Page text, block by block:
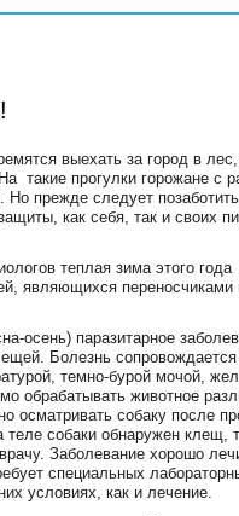
выехать за город в
такие прогулки горожане с
прежде следует
как себя, так и своих
теплая зима этого
являющихся переносчиками
осень) паразитарное
Болезнь
темно-бурой мочой,
обрабатывать животное
осматривать собаку после
теле собаки обнаружен клещ,
Заболевание хорошо
специальных
условиях, как и лечение.